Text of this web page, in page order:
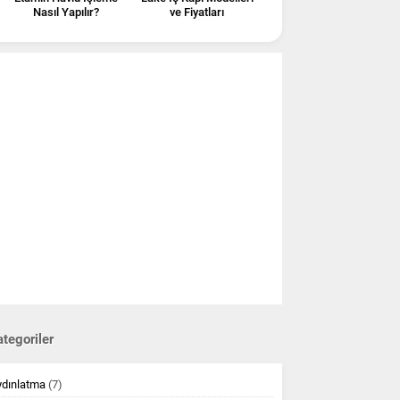
Nasıl Yapılır?
ve Fiyatları
(7)